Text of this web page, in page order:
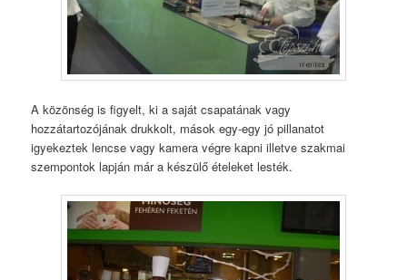
A közönség is figyelt, ki a saját csapatának vagy
hozzátartozójának drukkolt, mások egy-egy jó pillanatot
igyekeztek lencse vagy kamera végre kapni illetve szakmai
szempontok lapján már a készülő ételeket lesték.